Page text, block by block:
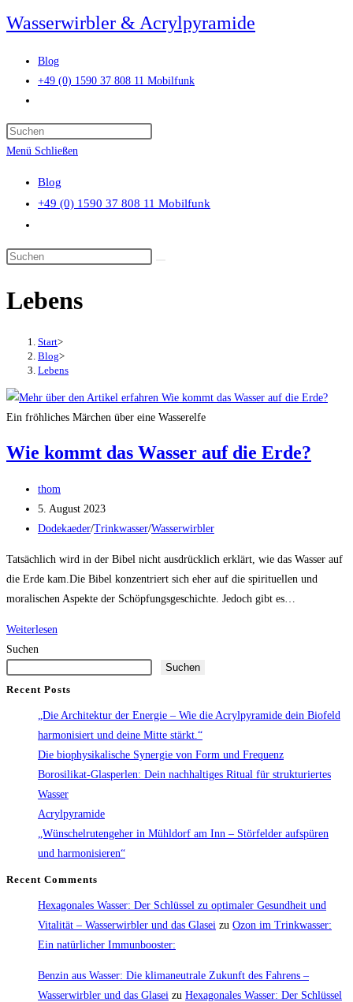
Zum
Inhalt
springen
Wasserwirbler & Acrylpyramide
Blog
+49 (0) 1590 37 808 11 Mobilfunk
umschalten
the
panel.
Menü Schließen
Blog
+49 (0) 1590 37 808 11 Mobilfunk
umschalten
Diese
durchsuchen
Lebens
Start>
Blog>
Lebens
Ein fröhliches Märchen über eine Wasserelfe
Wie kommt das Wasser auf die Erde?
Beitrags-
Autor:
thom
Beitrag
veröffentlicht:
5. August 2023
Beitrags-
Dodekaeder/Trinkwasser/Wasserwirbler
Tatsächlich wird in der Bibel nicht ausdrücklich erklärt, wie das Wasser auf
die Erde kam.Die Bibel konzentriert sich eher auf die spirituellen und
moralischen Aspekte der Schöpfungsgeschichte. Jedoch gibt es…
Weiterlesen
Wasser
Suchen
Suchen
Recent Posts
„Die Architektur der Energie – Wie die Acrylpyramide dein Biofeld
harmonisiert und deine Mitte stärkt.“
Die biophysikalische Synergie von Form und Frequenz
Borosilikat-Glasperlen: Dein nachhaltiges Ritual für strukturiertes
Wasser
Acrylpyramide
„Wünschelrutengeher in Mühldorf am Inn – Störfelder aufspüren
und harmonisieren“
Recent Comments
Hexagonales Wasser: Der Schlüssel zu optimaler Gesundheit und
Vitalität – Wasserwirbler und das Glasei zu Ozon im Trinkwasser:
Ein natürlicher Immunbooster:
Benzin aus Wasser: Die klimaneutrale Zukunft des Fahrens –
Wasserwirbler und das Glasei zu Hexagonales Wasser: Der Schlüssel